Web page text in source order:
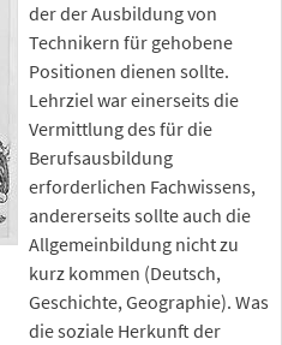
der der Ausbildung von
Technikern für gehobene
Positionen dienen sollte.
Lehrziel war einerseits die
Vermittlung des für die
Berufsausbildung
erforderlichen Fachwissens,
andererseits sollte auch die
Allgemeinbildung nicht zu
kurz kommen (Deutsch,
Geschichte, Geographie). Was
die soziale Herkunft der